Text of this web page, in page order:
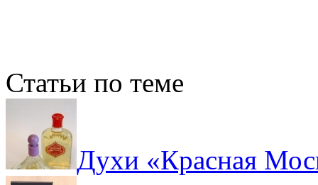
Статьи по теме
Духи «Красная